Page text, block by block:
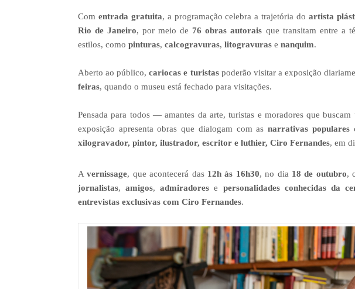
Com entrada gratuita, a programação celebra a trajetória do artista
Rio de Janeiro, por meio de76 obras autorais que transitam entre a
estilos, como pinturas, calcogravuras, litogravuras e nanquim.
Aberto ao público,cariocas e turistaspoderão visitar a exposição
feiras, quando o museu está fechado para visitações.
Pensada para todos — amantes da arte, turistas e moradores que
exposição apresenta obras que dialogam com asnarrativas populares
xilogravador, pintor, ilustrador, escritor e luthier, Ciro Fernandes, em
Avernissage, que acontecerá das 12h às 16h30, no dia 18 de outubro,
jornalistas,amigos,admiradores e personalidades conhecidas da
entrevistas exclusivas com Ciro Fernandes.